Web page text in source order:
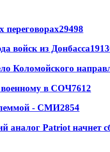
переговорах29498
войск из Донбасса
Коломойского
в СОЧ7612
- СМИ2854
аналог Patriot начнет